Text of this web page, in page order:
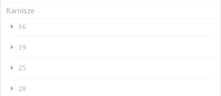
Karnisze
16
19
25
28